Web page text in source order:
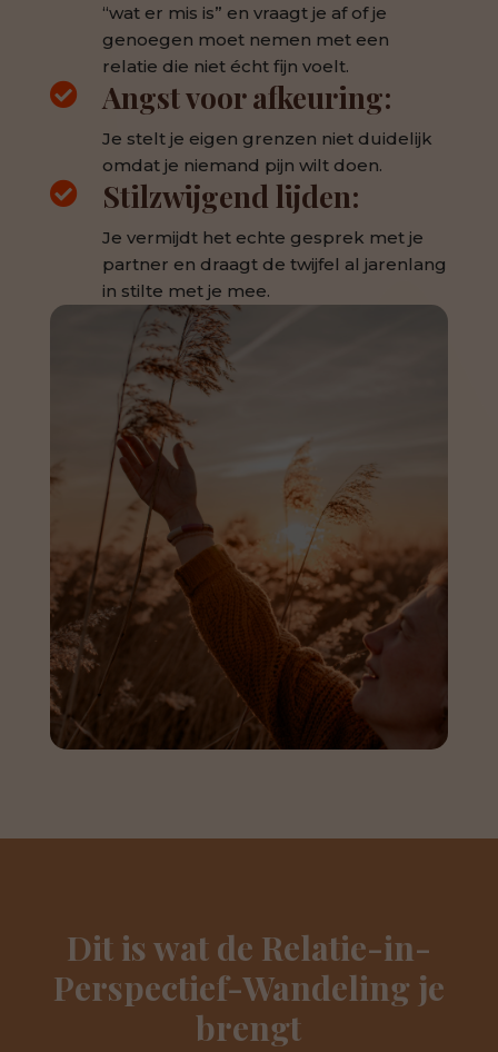
“wat er mis is” en vraagt je af of je
genoegen moet nemen met een
relatie die niet écht fijn voelt.
 Angst voor afkeuring:
Je stelt je eigen grenzen niet duidelijk
omdat je niemand pijn wilt doen.
 Stilzwijgend lijden:
Je vermijdt het echte gesprek met je
partner en draagt de twijfel al jarenlang
in stilte met je mee.
Dit is wat de Relatie-in-
Perspectief-Wandeling je
brengt